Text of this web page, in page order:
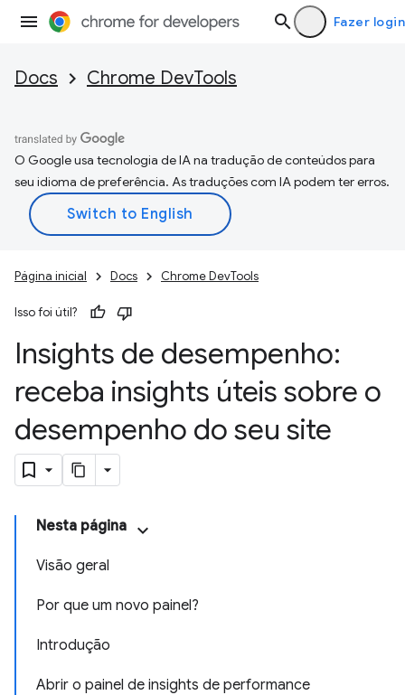
Fazer login
Docs Chrome DevTools
O Google usa tecnologia de IA na tradução de conteúdos para
seu idioma de preferência. As traduções com IA podem ter erros.
Página inicial Docs Chrome DevTools
Isso foi útil?
Insights de desempenho:
receba insights úteis sobre o
desempenho do seu site
Nesta página
Visão geral
Por que um novo painel?
Introdução
Abrir o painel de insights de performance